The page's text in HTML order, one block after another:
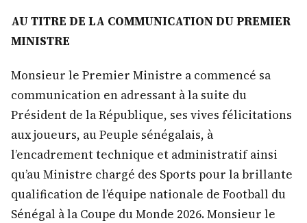
AU TITRE DE LA COMMUNICATION DU PREMIER
MINISTRE
Monsieur le Premier Ministre a commencé sa
communication en adressant à la suite du
Président de la République, ses vives félicitations
aux joueurs, au Peuple sénégalais, à
l’encadrement technique et administratif ainsi
qu’au Ministre chargé des Sports pour la brillante
qualification de l’équipe nationale de Football du
Sénégal à la Coupe du Monde 2026. Monsieur le